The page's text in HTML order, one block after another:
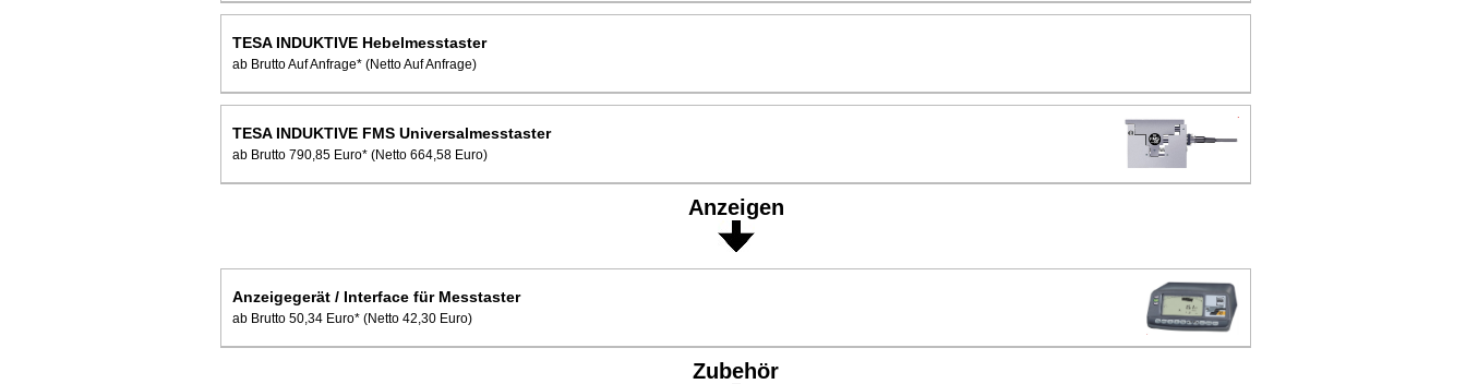
TESA INDUKTIVE Hebelmesstaster
ab Brutto Auf Anfrage* (Netto Auf Anfrage)
TESA INDUKTIVE FMS Universalmesstaster
ab Brutto 790,85 Euro* (Netto 664,58 Euro)
Anzeigen
Anzeigegerät / Interface für Messtaster
ab Brutto 50,34 Euro* (Netto 42,30 Euro)
Zubehör